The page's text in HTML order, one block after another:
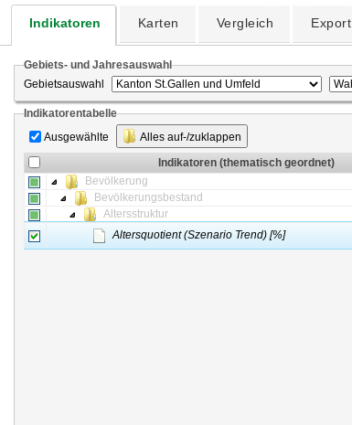
Indikatoren Karten Vergleich Export
Gebiets- und Jahresauswahl
Gebietsauswahl
Indikatorentabelle
Ausgewählte
Alles auf-/zuklappen
Indikatoren (thematisch geordnet)
Bevölkerung
Bevölkerungsbestand
Altersstruktur
Altersquotient (Szenario Trend) [%]